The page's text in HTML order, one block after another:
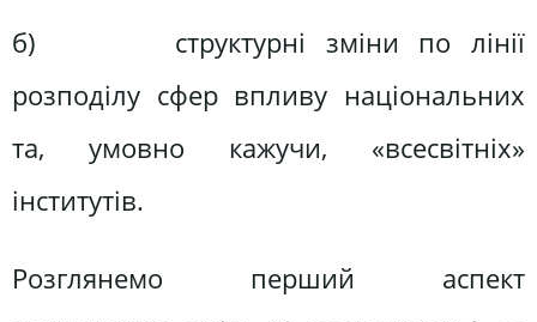
б) структурні зміни по лінії
розподілу сфер впливу національних
та, умовно кажучи, «всесвітніх»
інститутів.
Розглянемо перший аспект